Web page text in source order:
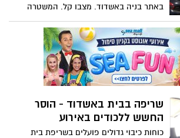
באתר בניה באשדוד. מצבו קל. המשטרה
חוקרת את האירוע
שריפה בבית באשדוד - הוסר
החשש ללכודים באירוע
כוחות כיבוי גדולים פועלים בשריפת בית